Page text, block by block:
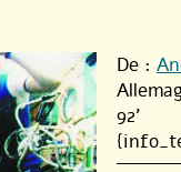
De :
92'